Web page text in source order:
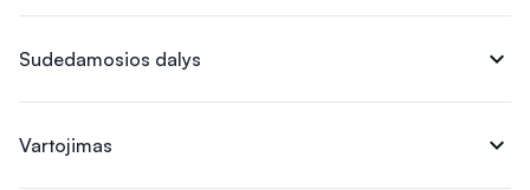
Sudedamosios dalys expand_more
Vartojimas expand_more